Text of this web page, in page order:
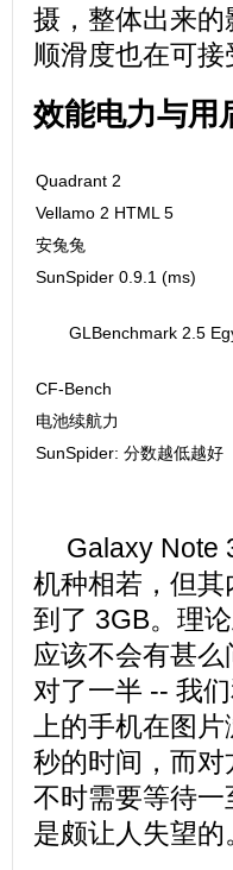
摄，整体出来
顺滑度也在可接
效能电力与用
Quadrant 2
Vellamo 2 HTML 5
安兔兔
SunSpider 0.9.1 (ms)
GLBenchmark 2.5
CF-Bench
电池续航力
SunSpider: 分数越低越好
Galaxy Note
机种相若，但
到了 3GB。理
应该不会有甚
对了一半 -- 我
上的手机在图
秒的时间，而
不时需要等待
是颇让人失望的